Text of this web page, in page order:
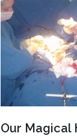
Our Magical